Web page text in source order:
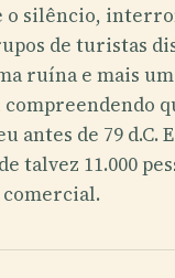
o silêncio,
de turistas
ruína e mais
compreendendo
antes de 79 d.C.
talvez 11.000